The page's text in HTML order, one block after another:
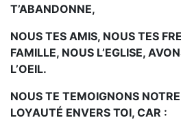
T’ABANDONNE,
NOUS TES AMIS, NOUS TES
FAMILLE, NOUS L’EGLISE,
L’OEIL.
NOUS TE TEMOIGNONS
LOYAUTÉ ENVERS TOI, CAR :